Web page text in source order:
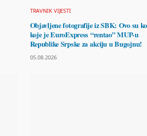
TRAVNIK VIJESTI
Objavljene fotografije iz SBK: Ovo su
koje je EuroExpress “rentao” MUP-u
Republike Srpske za akciju u Bugojnu!
05.08.2026